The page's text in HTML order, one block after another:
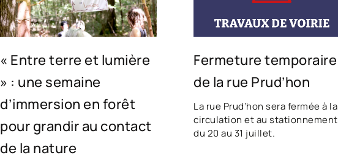
« Entre terre et lumière
» : une semaine
d’immersion en forêt
pour grandir au contact
de la nature
Fermeture temporaire
de la rue Prud’hon
La rue Prud’hon sera fermée à la
circulation et au stationnement
du 20 au 31 juillet.